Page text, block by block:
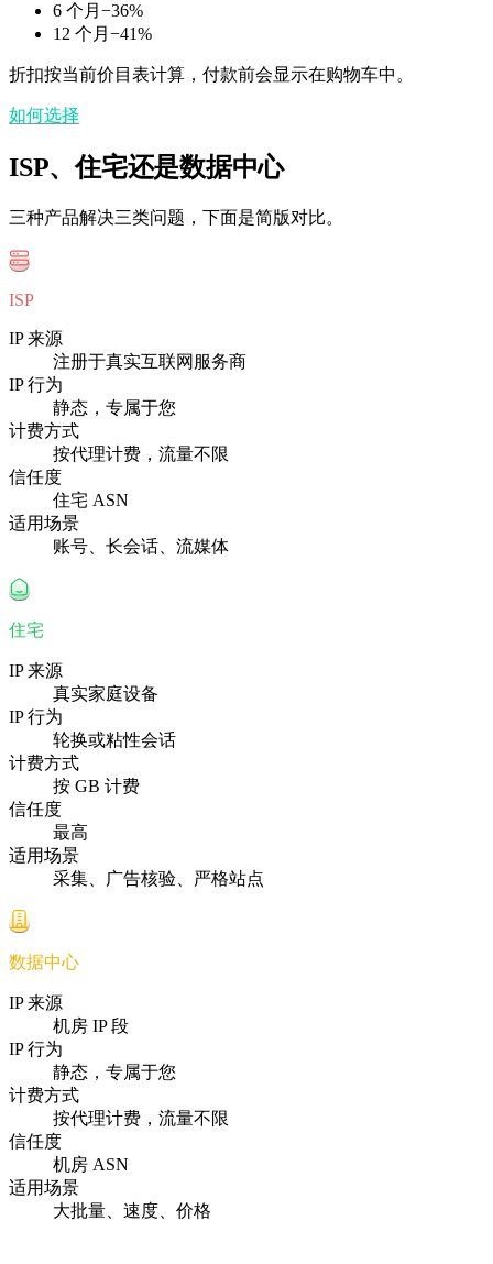
6 个月 −36%
12 个月 −41%
折扣按当前价目表计算，付款前会显示在购物车中。
如何选择
ISP、住宅还是数据中心
三种产品解决三类问题，下面是简版对比。
ISP
IP 来源
注册于真实互联网服务商
IP 行为
静态，专属于您
计费方式
按代理计费，流量不限
信任度
住宅 ASN
适用场景
账号、长会话、流媒体
住宅
IP 来源
真实家庭设备
IP 行为
轮换或粘性会话
计费方式
按 GB 计费
信任度
最高
适用场景
采集、广告核验、严格站点
数据中心
IP 来源
机房 IP 段
IP 行为
静态，专属于您
计费方式
按代理计费，流量不限
信任度
机房 ASN
适用场景
大批量、速度、价格